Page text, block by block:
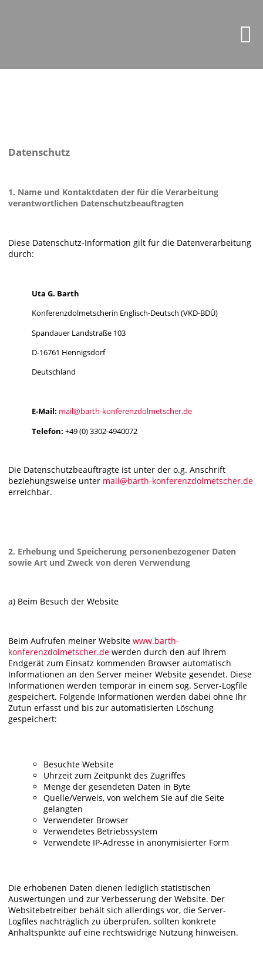
Datenschutz
1. Name und Kontaktdaten der für die Verarbeitung
verantwortlichen Datenschutzbeauftragten
Diese Datenschutz-Information gilt für die Datenverarbeitung
durch:
Uta G. Barth
Konferenzdolmetscherin Englisch-Deutsch (VKD-BDÜ)
Spandauer Landstraße 103
D-16761 Hennigsdorf
Deutschland
E-Mail: mail@barth-konferenzdolmetscher.de
Telefon: +49 (0) 3302-4940072
Die Datenschutzbeauftragte ist unter der o.g. Anschrift
beziehungsweise unter mail@barth-konferenzdolmetscher.de
erreichbar.
2. Erhebung und Speicherung personenbezogener Daten
sowie Art und Zweck von deren Verwendung
a) Beim Besuch der Website
Beim Aufrufen meiner Websitewww.barth-
konferenzdolmetscher.de werden durch den auf Ihrem
Endgerät zum Einsatz kommenden Browser automatisch
Informationen an den Server meiner Website gesendet. Diese
Informationen werden temporär in einem sog. Server-Logfile
gespeichert. Folgende Informationen werden dabei ohne Ihr
Zutun erfasst und bis zur automatisierten Löschung
gespeichert:
Besuchte Website
Uhrzeit zum Zeitpunkt des Zugriffes
Menge der gesendeten Daten in Byte
Quelle/Verweis, von welchem Sie auf die Seite
gelangten
Verwendeter Browser
Verwendetes Betriebssystem
Verwendete IP-Adresse in anonymisierter Form
Die erhobenen Daten dienen lediglich statistischen
Auswertungen und zur Verbesserung der Website. Der
Websitebetreiber behält sich allerdings vor, die Server-
Logfiles nachträglich zu überprüfen, sollten konkrete
Anhaltspunkte auf eine rechtswidrige Nutzung hinweisen.